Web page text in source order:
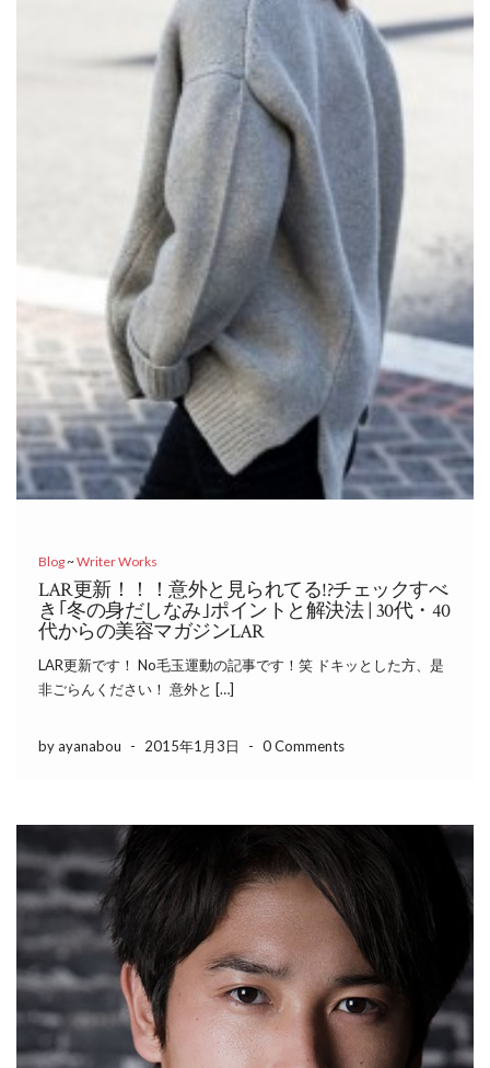
Blog~Writer Works
LAR更新！！！意外と見られてる!?チェックすべ
き｢冬の身だしなみ｣ポイントと解決法 | 30代・40
代からの美容マガジンLAR
LAR更新です！ No毛玉運動の記事です！笑 ドキッとした方、是
非ごらんください！ 意外と […]
by ayanabou - 2015年1月3日 - 0 Comments